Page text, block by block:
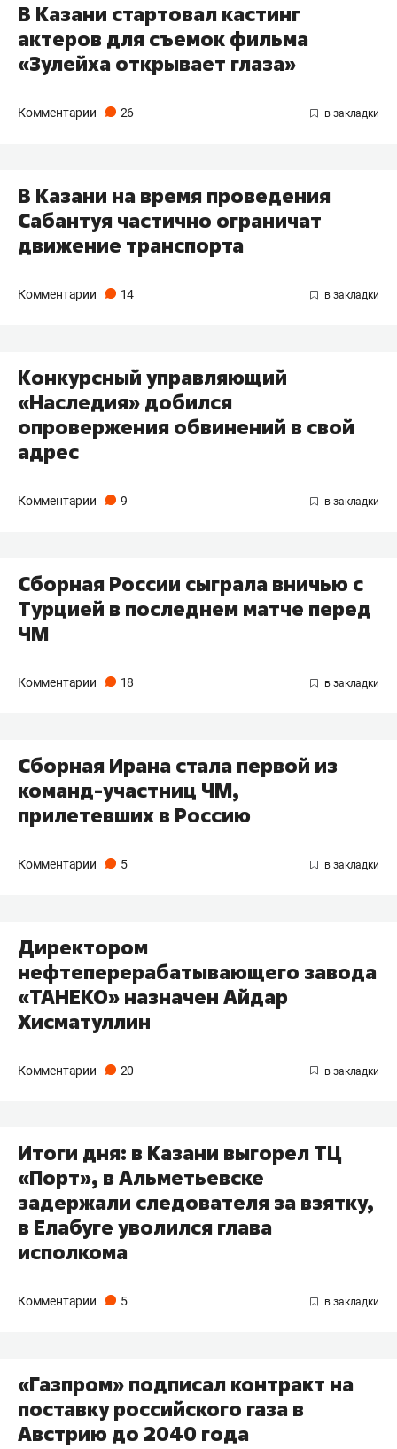
В Казани стартовал кастинг
актеров для съемок фильма
«Зулейха открывает глаза»
Комментарии 26
В Казани на время проведения
Сабантуя частично ограничат
движение транспорта
Комментарии 14
Конкурсный управляющий
«Наследия» добился
опровержения обвинений в свой
адрес
Комментарии 9
Сборная России сыграла вничью с
Турцией в последнем матче перед
ЧМ
Комментарии 18
Сборная Ирана стала первой из
команд-участниц ЧМ,
прилетевших в Россию
Комментарии 5
Директором
нефтеперерабатывающего завода
«ТАНЕКО» назначен Айдар
Хисматуллин
Комментарии 20
Итоги дня: в Казани выгорел ТЦ
«Порт», в Альметьевске
задержали следователя за взятку,
в Елабуге уволился глава
исполкома
Комментарии 5
«Газпром» подписал контракт на
поставку российского газа в
Австрию до 2040 года